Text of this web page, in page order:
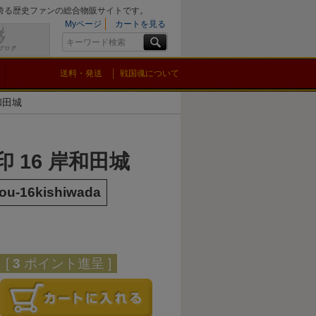
歴史ファンの総合物販サイトです。
Myページ
カートを見る
送料・発送 戦国魂について
城
16 岸和田城
16kishiwada
[ 3 ポイント進呈 ]